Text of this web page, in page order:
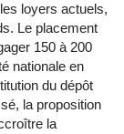
loyers actuels,
Le placement
150 à 200
nationale en
du dépôt
la proposition
la